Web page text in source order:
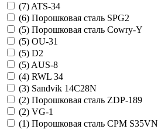
(7) ATS-34
(6) Порошковая сталь SPG2
(5) Порошковая сталь Cowry-Y
(5) OU-31
(5) D2
(5) AUS-8
(4) RWL 34
(3) Sandvik 14С28N
(2) Порошковая сталь ZDP-189
(2) VG-1
(1) Порошковая сталь СРМ S35VN